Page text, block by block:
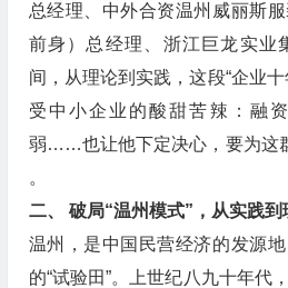
总经理、中外合资温州威丽斯
前身）总经理、浙江巨龙实业
间，从理论到实践，这段“企业
受中小企业的酸甜苦辣：融
弱……也让他下定决心，要为这
。
二、 破局“温州模式”，从实践
温州，是中国民营经济的发源
的“试验田”。上世纪八九十年代